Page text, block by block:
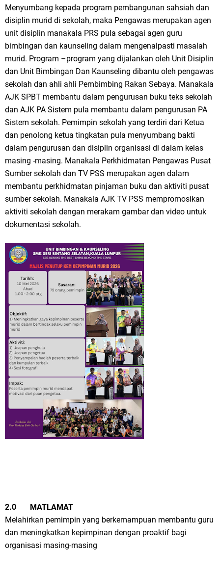
Menyumbang kepada program pembangunan sahsiah dan
disiplin murid di sekolah, maka Pengawas merupakan agen
unit disiplin manakala PRS pula sebagai agen guru
bimbingan dan kaunseling dalam mengenalpasti masalah
murid. Program –program yang dijalankan oleh Unit Disiplin
dan Unit Bimbingan Dan Kaunseling dibantu oleh pengawas
sekolah dan ahli ahli Pembimbing Rakan Sebaya. Manakala
AJK SPBT membantu dalam pengurusan buku teks sekolah
dan AJK PA Sistem pula membantu dalam pengurusan PA
Sistem sekolah. Pemimpin sekolah yang terdiri dari Ketua
dan penolong ketua tingkatan pula menyumbang bakti
dalam pengurusan dan disiplin organisasi di dalam kelas
masing -masing. Manakala Perkhidmatan Pengawas Pusat
Sumber sekolah dan TV PSS merupakan agen dalam
membantu perkhidmatan pinjaman buku dan aktiviti pusat
sumber sekolah. Manakala AJK TV PSS mempromosikan
aktiviti sekolah dengan merakam gambar dan video untuk
dokumentasi sekolah.
2.0 MATLAMAT
Melahirkan pemimpin yang berkemampuan membantu guru
dan meningkatkan kepimpinan dengan proaktif bagi
organisasi masing-masing